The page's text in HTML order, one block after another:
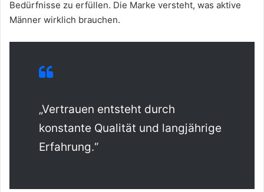
Bedürfnisse zu erfüllen. Die Marke versteht, was aktive
Männer wirklich brauchen.
„Vertrauen entsteht durch
konstante Qualität und langjährige
Erfahrung.“